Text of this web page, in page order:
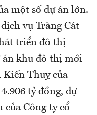
một số dự án lớn.
vụ Tràng Cát
triển đô thị
án khu đô thị mới
Kiến Thuỵ của
tỷ đồng, dự
của Công ty cổ